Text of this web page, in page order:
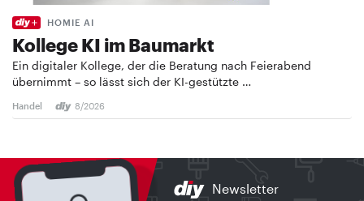
HOMIE AI
Kollege KI im Baumarkt
Ein digitaler Kollege, der die Beratung nach Feierabend
übernimmt – so lässt sich der KI-gestützte …
Handel 8/2026
Newsletter